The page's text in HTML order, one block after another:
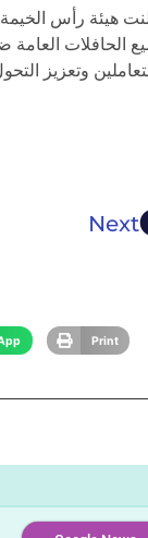
الحافلات العامة
وتعزيز
Next
Print